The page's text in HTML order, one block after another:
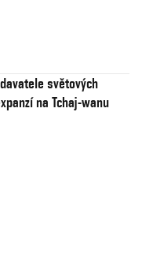
světových
na Tchaj-wanu